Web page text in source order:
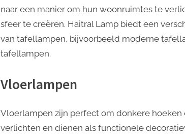
naar een manier om hun woonruimtes te
sfeer te creëren. Haitral Lamp biedt een
van tafellampen, bijvoorbeeld moderne
tafellampen.
Vloerlampen
Vloerlampen zijn perfect om donkere
verlichten en dienen als functionele